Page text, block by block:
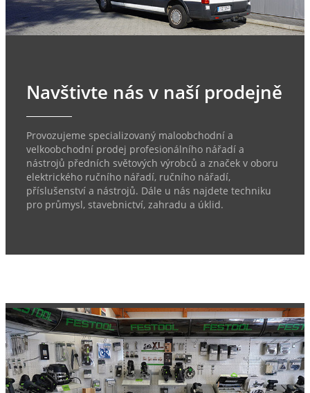
Navštivte nás v naší prodejně
Provozujeme specializovaný maloobchodní a
velkoobchodní prodej profesionálního nářadí a
nástrojů předních světových výrobců a značek v oboru
elektrického ručního nářadí, ručního nářadí,
příslušenství a nástrojů. Dále u nás najdete techniku
pro průmysl, stavebnictví, zahradu a úklid.